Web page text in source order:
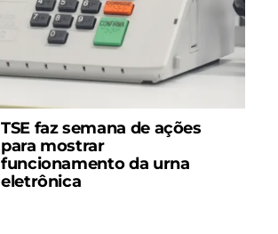
TSE faz semana de ações
para mostrar
funcionamento da urna
eletrônica